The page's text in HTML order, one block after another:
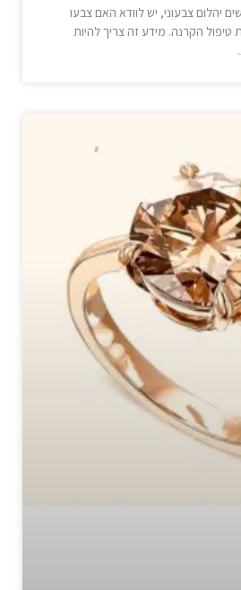
יהלום צבעוני, יש לוודא האם צבעו
טיפול הקרנה. מידע זה צריך להיות